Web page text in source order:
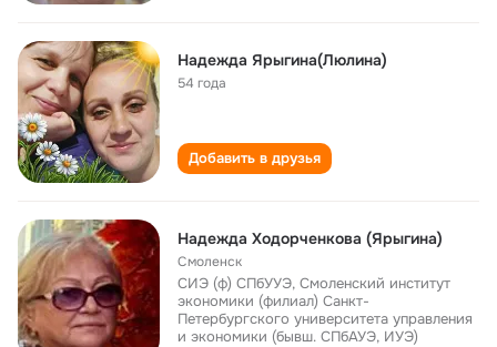
Надежда Ярыгина(Люлина)
54 года
Добавить в друзья
Надежда Ходорченкова (Ярыгина)
Смоленск
СИЭ (ф) СПбУУЭ, Смоленский институт
экономики (филиал) Санкт-
Петербургского университета управления
и экономики (бывш. СПбАУЭ, ИУЭ)